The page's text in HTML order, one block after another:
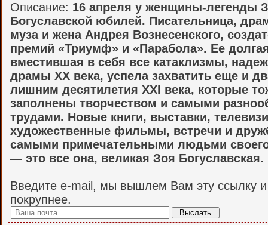
Описание: 16 апреля у женщины-легенды
Богуславской юбилей. Писательница,
муза и жена Андрея Вознесенского,
премий «Триумф» и «Парабола». Ее
вместившая в себя все катаклизмы,
драмы ХХ века, успела захватить еще и
лишним десятилетия ХХI века, которые
заполнены творчеством и самыми
трудами. Новые книги, выставки,
художественные фильмы, встречи и
самыми примечательными людьми
— это все она, великая Зоя Богуславская.
Введите e-mail, мы вышлем Вам эту ссылку
покрупнее.